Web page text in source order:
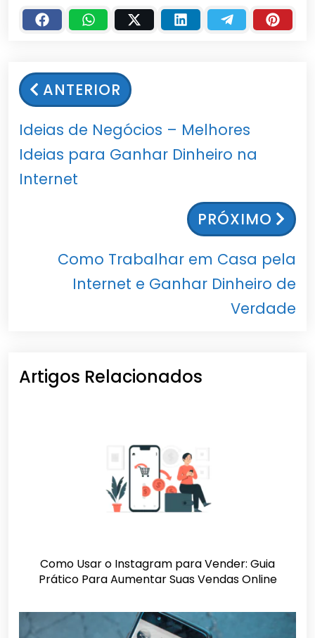
ANTERIOR
Ideias de Negócios – Melhores
Ideias para Ganhar Dinheiro na
Internet
PRÓXIMO
Como Trabalhar em Casa pela
Internet e Ganhar Dinheiro de
Verdade
Artigos Relacionados
Como Usar o Instagram para Vender: Guia
Prático Para Aumentar Suas Vendas Online